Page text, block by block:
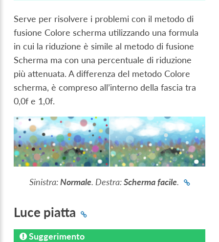
Serve per risolvere i problemi con il metodo di
fusione Colore scherma utilizzando una formula
in cui la riduzione è simile al metodo di fusione
Scherma ma con una percentuale di riduzione
più attenuata. A differenza del metodo Colore
scherma, è compreso all’interno della fascia tra
0,0f e 1,0f.
Sinistra: Normale. Destra:Scherma facile.
Luce piatta
Suggerimento